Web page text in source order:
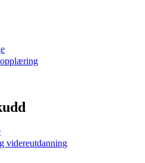
videreutdanning